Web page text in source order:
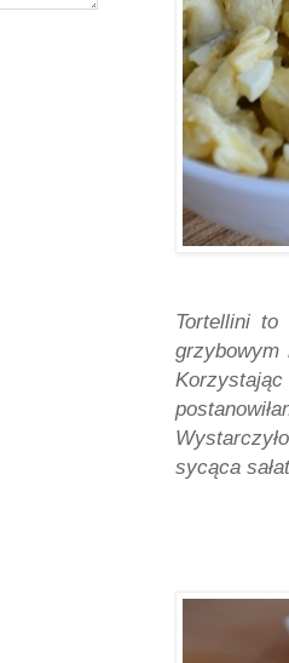
Tortellini to
sycąca